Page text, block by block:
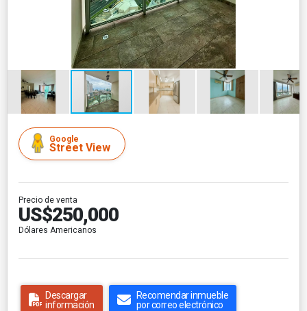
Google
Street View
Precio de venta
US$250,000
Dólares Americanos
Descargar
información
Recomendar inmueble
por correo electrónico